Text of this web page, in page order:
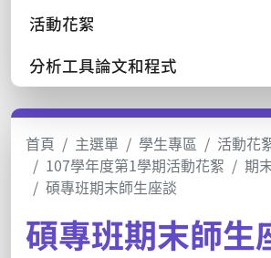
活動花絮
分析工具論文和程式
首頁 主選單 學生專區
活動花
107學年度第1學期活動花絮
期
碩專班期末師生座談
碩專班期末師生